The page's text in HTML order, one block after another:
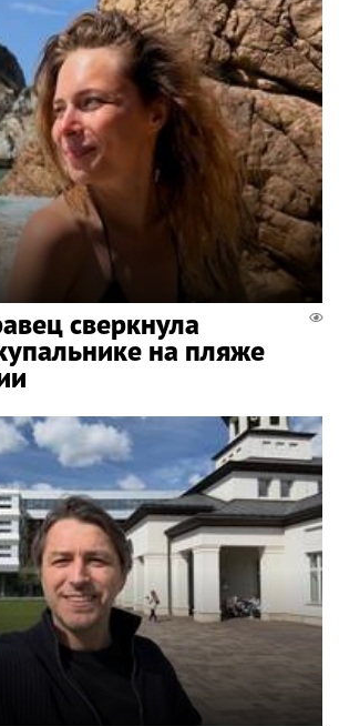
сверкнула
на пляже